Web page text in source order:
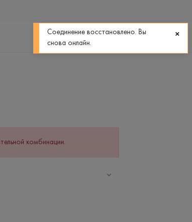
0
комбинации.
Соединение восстановлено. Вы
снова онлайн.